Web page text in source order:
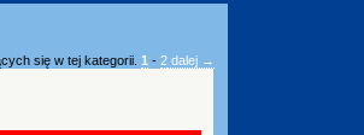
się w tej kategorii. 1 - 2 dalej →